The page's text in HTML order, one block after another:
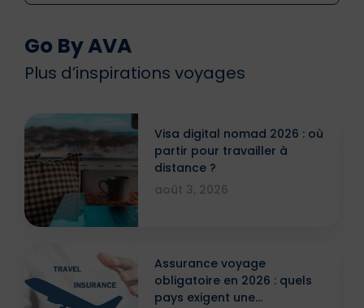
Go By AVA
Plus d’inspirations voyages
Visa digital nomad 2026 : où
partir pour travailler à
distance ?
août 3, 2026
Assurance voyage
obligatoire en 2026 : quels
pays exigent une